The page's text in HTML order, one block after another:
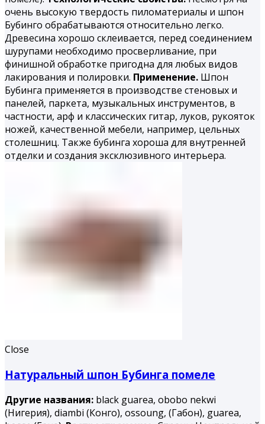
очень высокую твердость пиломатериалы и шпон
Бубинго обрабатываются относительно легко.
Древесина хорошо склеивается, перед соединением
шурупами необходимо просверливание, при
финишной обработке пригодна для любых видов
лакирования и полировки. Применение. Шпон
Бубинга применяется в производстве стеновых и
панелей, паркета, музыкальных инструментов, в
частности, арф и классических гитар, луков, рукояток
ножей, качественной мебели, например, цельных
столешниц. Также бубинга хороша для внутренней
отделки и создания эксклюзивного интерьера.
Close
Натуральный шпон Бубинга помеле
Другие названия: black guarea, obobo nekwi
(Нигерия), diambi (Конго), ossoung, (Габон), guarea,